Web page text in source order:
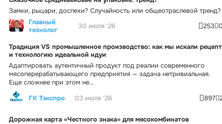
Замки, рыцари, доспехи? Случайность или общеотраслевой тренд?
Главный
технолог
30 июля '26 253
Традиция VS промышленное производство: как мы искали рецепт
и технологию идеальной ндуи
Адаптировать аутентичный продукт под реалии современного
мясоперерабатывающего предприятия — задача нетривиальная.
Еще сложнее при этом не...
ГК Тэкспро
03 июля '26 897
Дорожная карта «Честного знака» для мясокомбинатов